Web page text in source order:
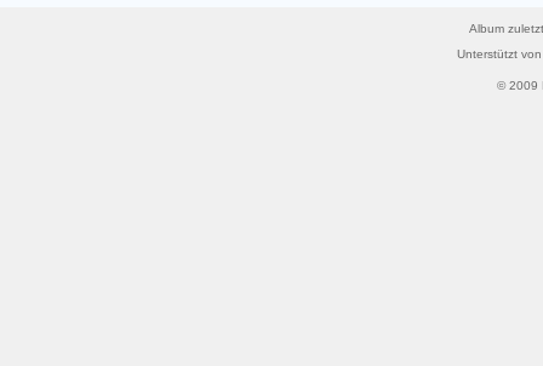
Album
Unterstützt
© 2009